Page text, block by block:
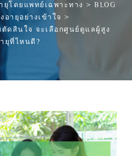
ยุโดยแพทย์เฉพาะทาง > BLOG
อายุอย่างเข้าใจ >
ตัดสินใจ จะเลือกศูนย์ดูแลผู้สูง
ยุที่ไหนดี?